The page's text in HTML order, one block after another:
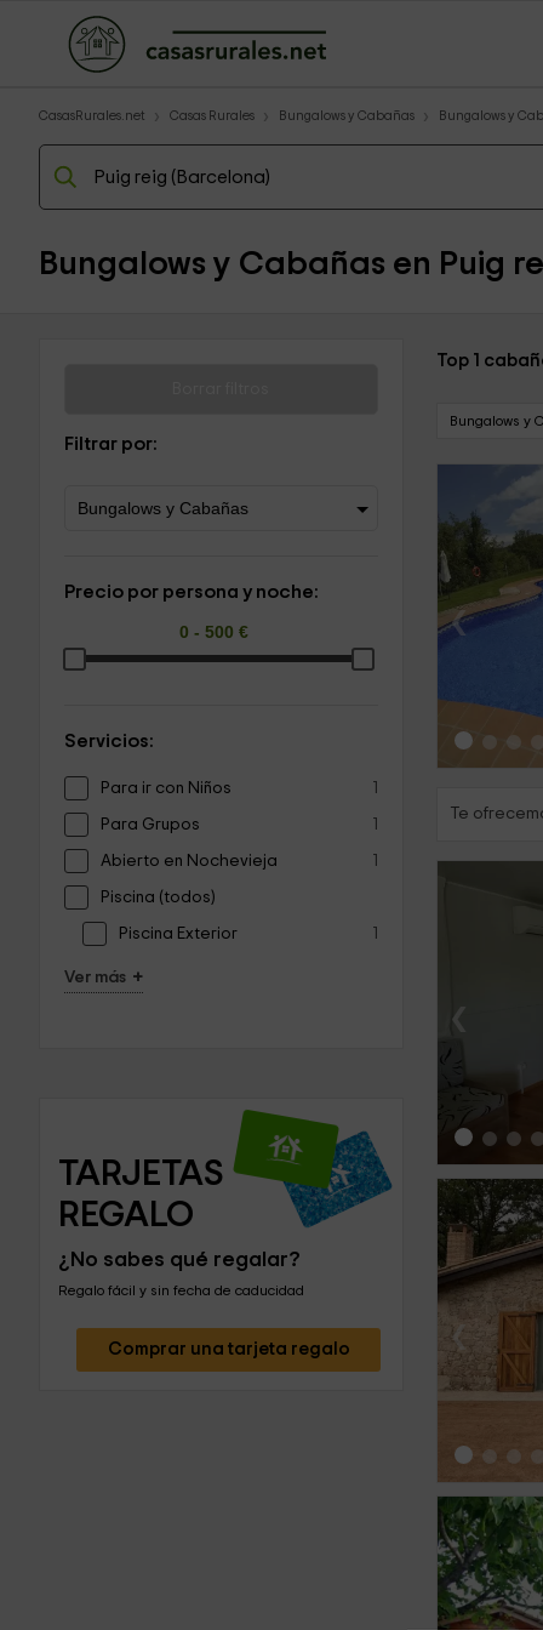
CasasRurales.net Casas Rurales Bungalows y Cabañas Bungalows y
Bungalows y Cabañas en Puig
Filtrar por:
Precio por persona y noche:
Servicios:
Para ir con Niños 1
Para Grupos 1
Abierto en Nochevieja 1
Piscina (todos)
Piscina Exterior 1
Ver más +
TARJETAS
REGALO
¿No sabes qué regalar?
Regalo fácil y sin fecha de caducidad
Comprar una tarjeta regalo
Top 1
Bungalows y
‹
Te
‹
‹